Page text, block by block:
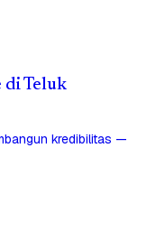
di Teluk
kredibilitas —